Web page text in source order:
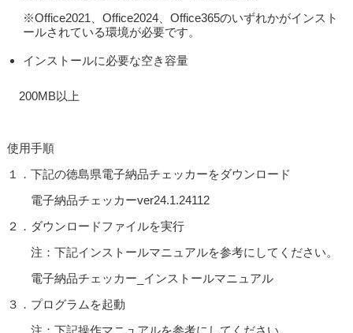
※Office2021、Office2024、Office365のいずれかがインスト
ールされている環境が必要です。
インストールに必要な空き容量
200MB以上
使用手順
１．下記の徳島県電子納品チェッカーをダウンロード
電子納品チェッカーver24.1.24112
２．ダウンロードファイルを実行
注：下記インストールマニュアルを参考にしてください。
電子納品チェッカー_インストールマニュアル
３．プログラムを起動